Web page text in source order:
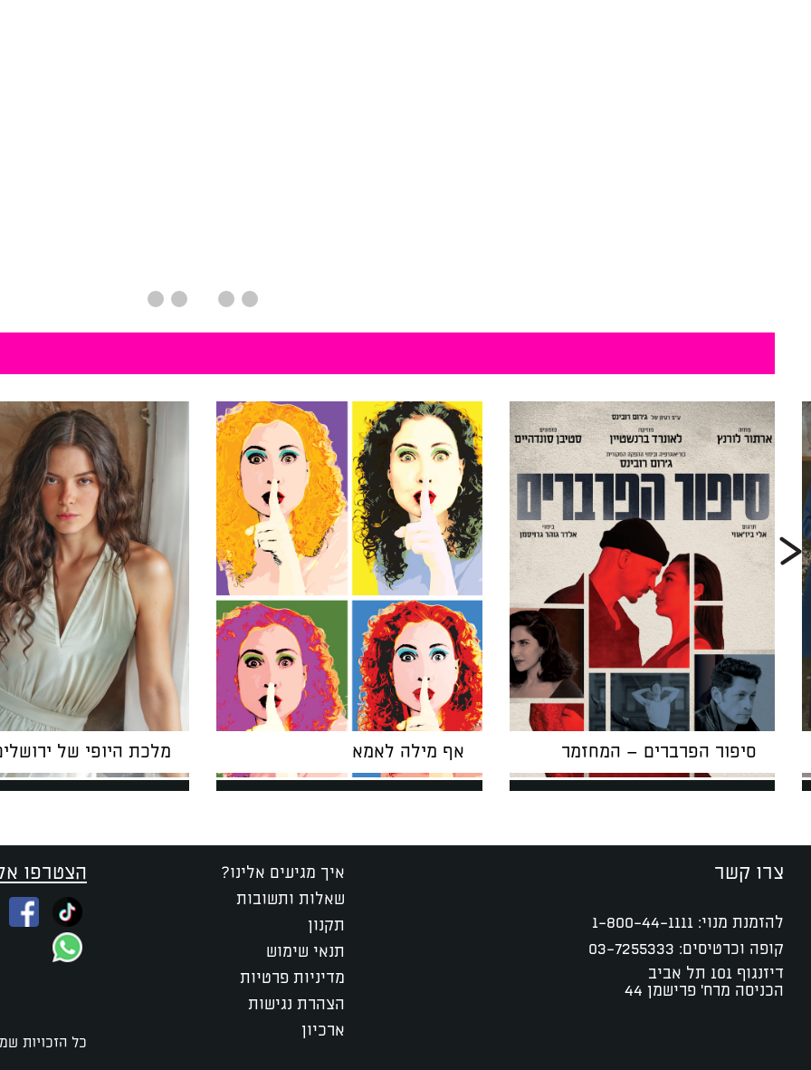
סיפור הפרברים – המחזמר אף מילה לאמא מלכת היופי של
צרו קשר
להזמנת מנוי: 1-800-44-1111
קופה וכרטיסים: 03-7255333
דיזנגוף 101 תל אביב
הכניסה מרח' פרישמן 44
איך מגיעים אלינו?
שאלות ותשובות
תקנון
תנאי שימוש
מדיניות פרטיות
הצהרת נגישות
ארכיון
הצטרפו
כל הזכויות